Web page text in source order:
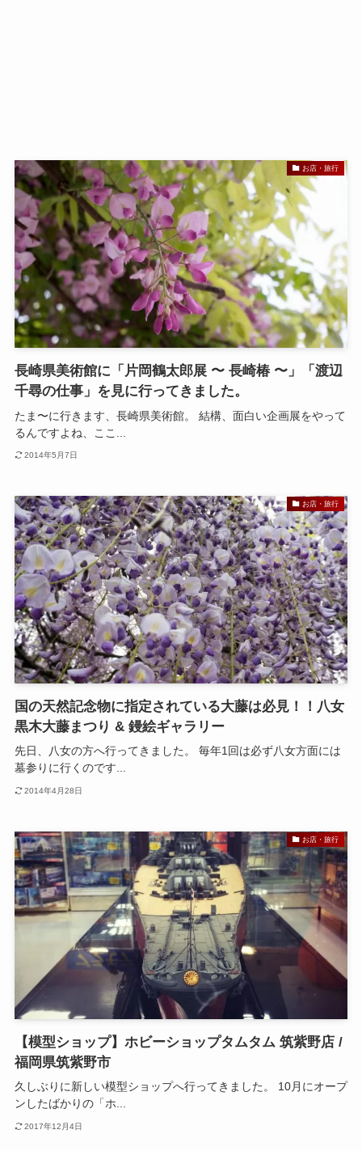
お店・旅行
長崎県美術館に「片岡鶴太郎展 〜 長崎椿 〜」「渡辺
千尋の仕事」を見に行ってきました。
たま〜に行きます、長崎県美術館。 結構、面白い企画展をやって
るんですよね、ここ...
2014年5月7日
お店・旅行
国の天然記念物に指定されている大藤は必見！！八女
黒木大藤まつり & 鏝絵ギャラリー
先日、八女の方へ行ってきました。 毎年1回は必ず八女方面には
墓参りに行くのです...
2014年4月28日
お店・旅行
【模型ショップ】ホビーショップタムタム 筑紫野店 /
福岡県筑紫野市
久しぶりに新しい模型ショップへ行ってきました。 10月にオープ
ンしたばかりの「ホ...
2017年12月4日